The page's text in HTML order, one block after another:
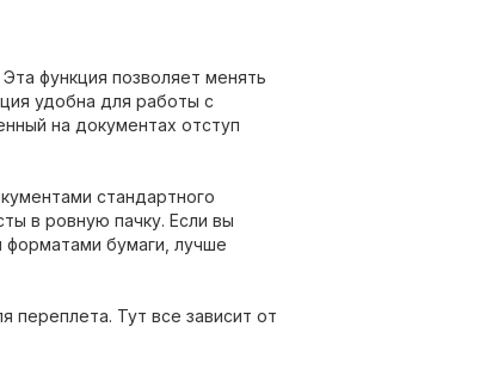
Эта функция позволяет менять
удобна для работы с
на документах отступ
стандартного
в ровную пачку. Если вы
бумаги, лучше
переплета. Тут все зависит от